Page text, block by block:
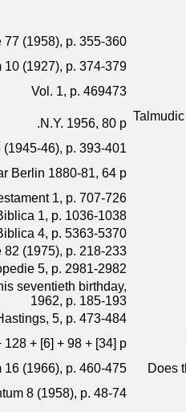
(1958), p. 355-360
10 (1927), p. 374-379
Vol. 1, p. 469­473
N.Y. 1956, 80 p.
46), p. 393-401
Berlin 1880-81, 64 p.
1, p. 707-726
1, p. 1036-1038
4, p. 5363-5370
82 (1975), p. 218-233
5, p. 2981-2982
seventieth birthday,
1962, p. 185-193
5, p. 473-484
+ [6] + 98 + [34] p.
Does
16 (1966), p. 460-475
8 (1958), p. 48-74